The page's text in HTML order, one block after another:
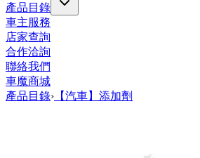
產品目錄
車主服務
店家查詢
合作洽詢
聯絡我們
車魔商城
產品目錄› 【汽車】添加劑